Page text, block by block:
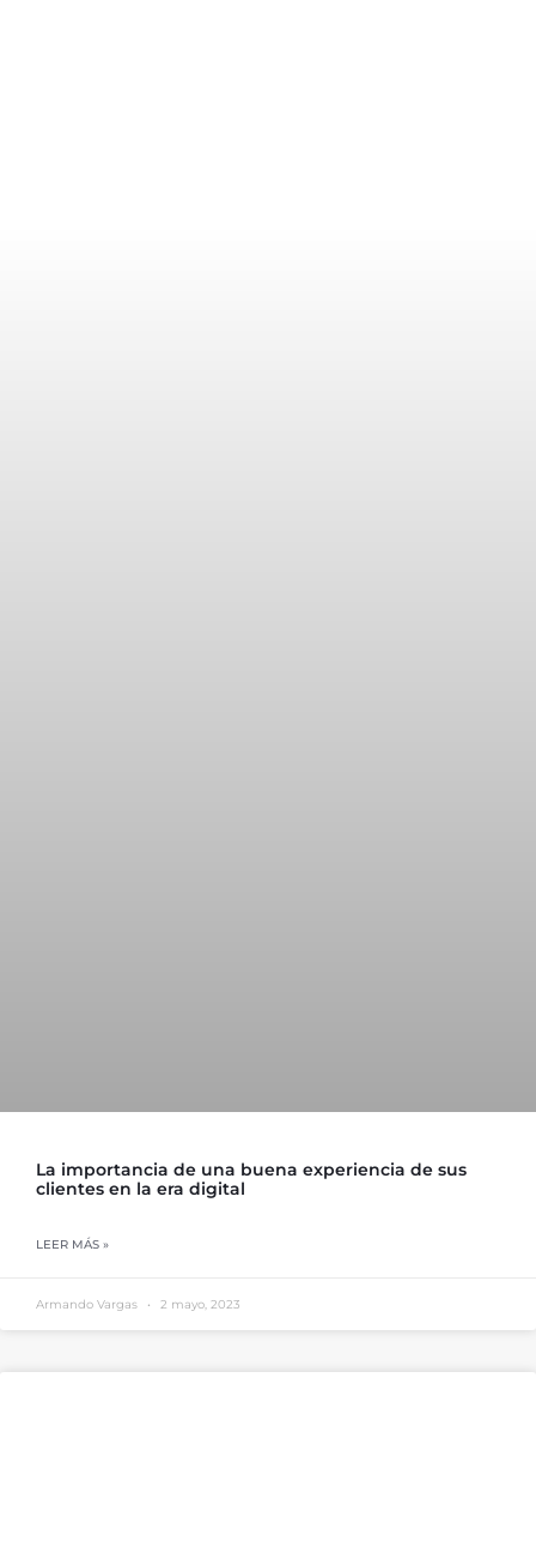
La importancia de una buena experiencia de sus
clientes en la era digital
LEER MÁS »
Armando Vargas 2 mayo, 2023